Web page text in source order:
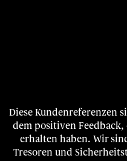
Diese Kundenreferenzen
dem positiven
erhalten haben. Wir
Tresoren und